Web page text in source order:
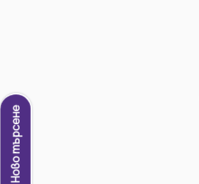
Ново търсене